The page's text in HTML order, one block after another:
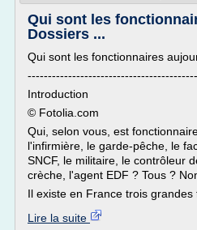
Qui sont les
Dossiers ...
Qui sont les fonctionnaires
Introduction
© Fotolia.com
Qui, selon vous, est
l'infirmière, le garde-pêche, le
SNCF, le militaire, le contrôleur
crèche, l'agent EDF ? Tous ?
Il existe en France trois grandes
Lire la suite